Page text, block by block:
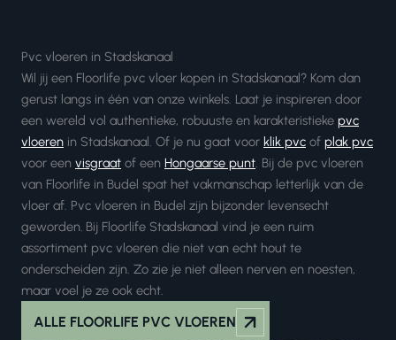
Pvc vloeren in Stadskanaal
Wil jij een Floorlife pvc vloer kopen in Stadskanaal? Kom dan
gerust langs in één van onze winkels. Laat je inspireren door
een wereld vol authentieke, robuuste en karakteristieke pvc
vloeren in Stadskanaal. Of je nu gaat voor klik pvc of plak pvc
voor een visgraat of een Hongaarse punt. Bij de pvc vloeren
van Floorlife in Budel spat het vakmanschap letterlijk van de
vloer af. Pvc vloeren in Budel zijn bijzonder levensecht
geworden. Bij Floorlife Stadskanaal vind je een ruim
assortiment pvc vloeren die niet van echt hout te
onderscheiden zijn. Zo zie je niet alleen nerven en noesten,
maar voel je ze ook echt.
ALLE FLOORLIFE PVC VLOEREN